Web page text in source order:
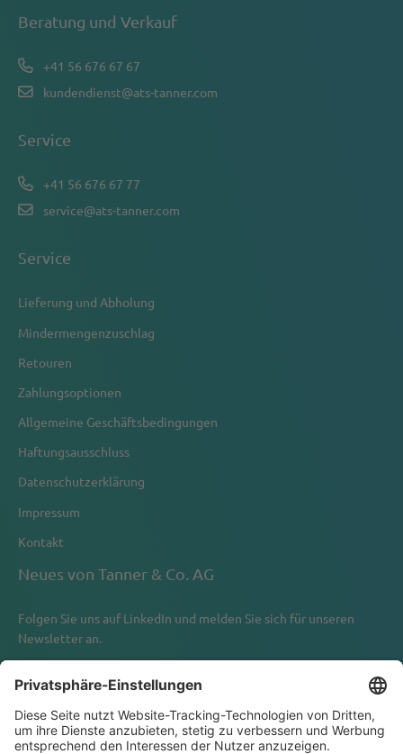
Beratung und Verkauf
+41 56 676 67 67
kundendienst@ats-tanner.com
Service
+41 56 676 67 77
service@ats-tanner.com
Service
Lieferung und Abholung
Mindermengenzuschlag
Retouren
Zahlungsoptionen
Allgemeine Geschäftsbedingungen
Haftungsausschluss
Datenschutzerklärung
Impressum
Kontakt
Neues von Tanner & Co. AG
Folgen Sie uns aufLinkedIn und melden Sie sich für unseren
Newsletter an.
Newsletter